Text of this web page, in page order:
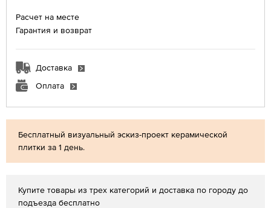
Бесплатный визуальный эскиз-проект керамической
плитки за 1 день.
Купите товары из трех категорий и доставка по городу до
подъезда бесплатно
Расчет на месте
Гарантия и возврат
Доставка
Оплата